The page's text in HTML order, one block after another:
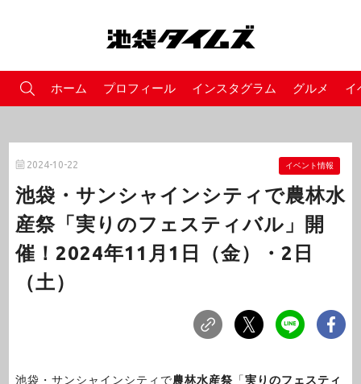
ホーム プロフィール インスタグラム グルメ イ
2024-10-22 イベント情報
池袋・サンシャインシティで農林水
産祭「実りのフェスティバル」開
催！2024年11月1日（金）・2日
（土）
池袋・サンシャインシティで農林水産祭 「実りのフェスティ